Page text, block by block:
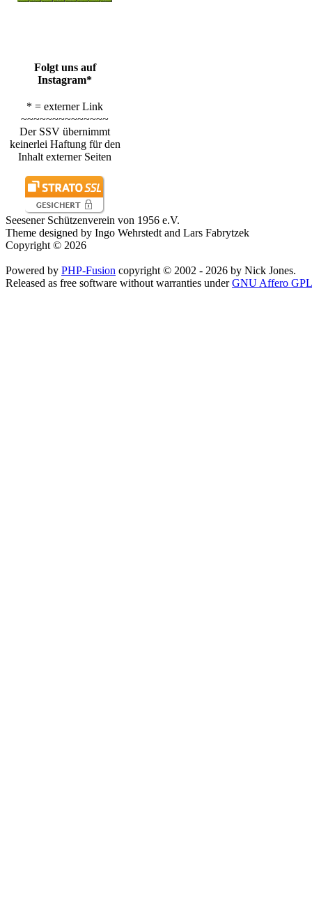
Folgt uns auf
Instagram*
* = externer Link
~~~~~~~~~~~~~~
Der SSV übernimmt
keinerlei Haftung für den
Inhalt externer Seiten
Seesener Schützenverein von 1956 e.V.
Theme designed by Ingo Wehrstedt and Lars Fabrytzek
Copyright © 2026
Powered by PHP-Fusion copyright © 2002 - 2026 by Nick Jones.
Released as free software without warranties underGNU Affero GPL